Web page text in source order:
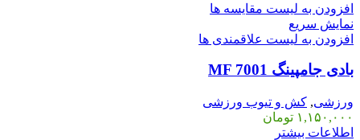
افزودن به لیست مقایسه ها
نمایش سریع
افزودن به لیست علاقمندی ها
بادی جامپینگ MF 7001
ورزشی, کش و تیوب ورزشی
۱,۱۵۰,۰۰۰ تومان
اطلاعات بیشتر